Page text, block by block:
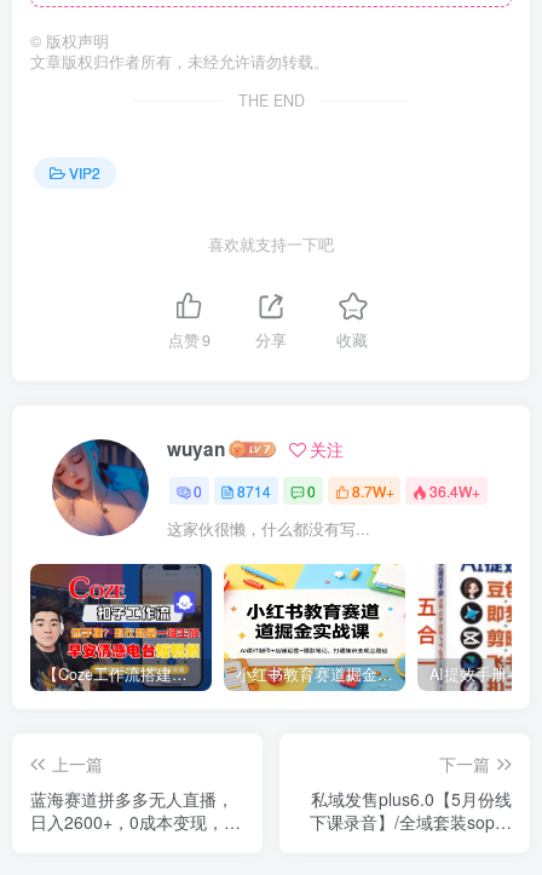
© 版权声明
文章版权归作者所有，未经允许请勿转载。
THE END
VIP2
喜欢就支持一下吧
点赞9 分享 收藏
wuyan 关注
0 8714 0 8.7W+ 36.4W+
这家伙很懒，什么都没有写...
【Coze工作流搭建实操教程】【coze】早安情感电台日签视频还在手动做？用扣子工作流自动生成，省时90% 小红书教育赛道掘金实战课：AI课件制作+店铺运营+爆款笔记，打通知识变现全路径
上一篇
蓝海赛道拼多多无人直播，
日入2600+，0成本变现，小
下一篇
私域发售plus6.0【5月份线
下课录音】/全域套装sop流